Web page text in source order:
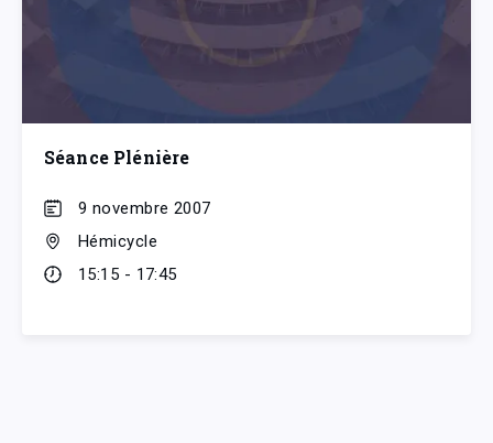
Séance Plénière
9 novembre 2007
Hémicycle
15:15 - 17:45